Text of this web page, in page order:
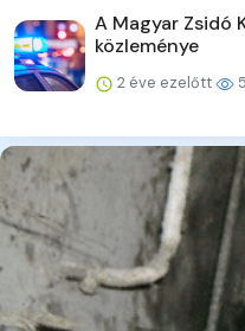
A Magyar Zsidó
közleménye
2 éve ezelőtt